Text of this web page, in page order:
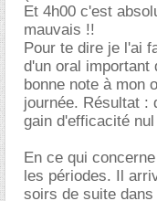
Et 4h00 c'est
mauvais !!
Pour te dire je l'ai
d'un oral important
bonne note à mon
journée. Résultat :
gain d'efficacité
En ce qui
les périodes. Il
soirs de suite